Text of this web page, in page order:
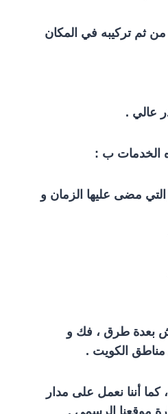
ثم تركيبه في المكان
عالي .
الخدمات ب :
مضى عليها الزمان و
بعدة طرق ، فك و
مناطق الكويت .
كما أننا نعمل على مدار